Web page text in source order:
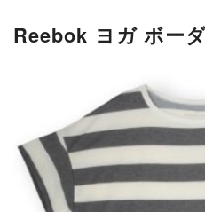
Reebok ヨガ ボー